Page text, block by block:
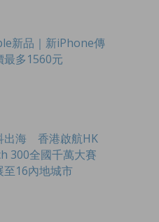
新品｜新iPhone傳
最多1560元
出海 香港啟航HK
300全國千萬大賽
至16內地城市